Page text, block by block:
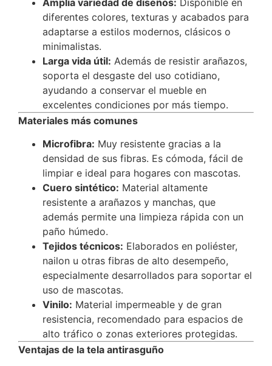
diferentes colores, texturas y acabados para
adaptarse a estilos modernos, clásicos o
minimalistas.
Larga vida útil: Además de resistir arañazos,
soporta el desgaste del uso cotidiano,
ayudando a conservar el mueble en
excelentes condiciones por más tiempo.
Materiales más comunes
Microfibra: Muy resistente gracias a la
densidad de sus fibras. Es cómoda, fácil de
limpiar e ideal para hogares con mascotas.
Cuero sintético: Material altamente
resistente a arañazos y manchas, que
además permite una limpieza rápida con un
paño húmedo.
Tejidos técnicos: Elaborados en poliéster,
nailon u otras fibras de alto desempeño,
especialmente desarrollados para soportar el
uso de mascotas.
Vinilo: Material impermeable y de gran
resistencia, recomendado para espacios de
alto tráfico o zonas exteriores protegidas.
Ventajas de la tela antirasguño